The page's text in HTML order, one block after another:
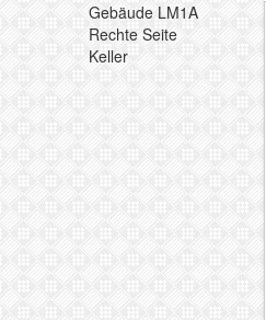
Gebäude LM1A
Rechte Seite
Keller